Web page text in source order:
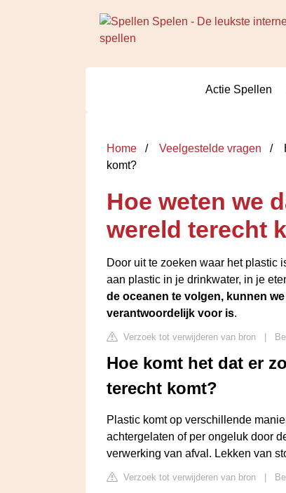
Actie Spellen
Home Veelgestelde vragen
komt?
Hoe weten we
wereld terecht
Door uit te zoeken waar het plastic
aan plastic in je drinkwater, in je
de oceanen te volgen, kunnen
verantwoordelijk voor is.
Verzoek tot verwijderen van bron
Hoe komt het dat er
terecht komt?
Plastic komt op verschillende
achtergelaten of per ongeluk door
verwerking van afval. Lekken van
Verzoek tot verwijderen van bron